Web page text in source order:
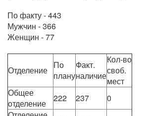
По факту - 443
Мужчин - 366
Женщин - 77
Отделение По
плану
Факт.
наличие
Кол-во
своб.
мест
Общее
отделение
222 237
0